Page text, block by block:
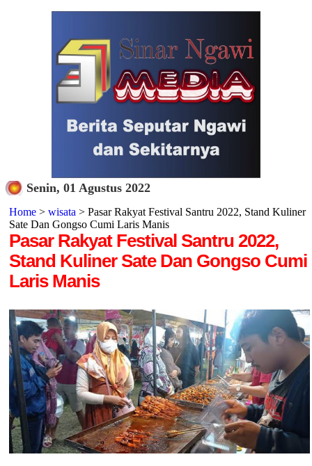
Senin, 01 Agustus 2022
Home> wisata > Pasar Rakyat Festival Santru 2022, Stand Kuliner
Sate Dan Gongso Cumi Laris Manis
Pasar Rakyat Festival Santru 2022,
Stand Kuliner Sate Dan Gongso Cumi
Laris Manis